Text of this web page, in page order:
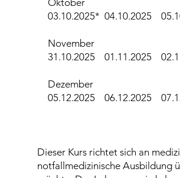
Oktober
03.10.2025* 04.10.2025
November
31.10.2025 01.11.2025
Dezember
05.12.2025 06.12.2025
Dieser Kurs richtet sich an
notfallmedizinische Ausbildung